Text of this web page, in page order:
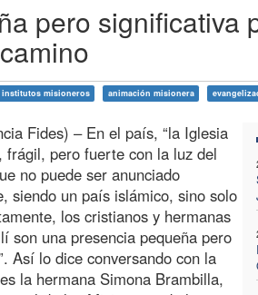
pero significativa
institutos misioneros animación misionera
Fides) – En el país, “la Iglesia
frágil, pero fuerte con la luz del
no puede ser anunciado
siendo un país islámico, sino solo
los cristianos y hermanas
son una presencia pequeña pero
Así lo dice conversando con la
la hermana Simona Brambilla,